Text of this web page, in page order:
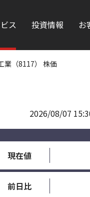
ス 投資情報 お
業（8117） 株価
2026/08/07
現在値
前日比